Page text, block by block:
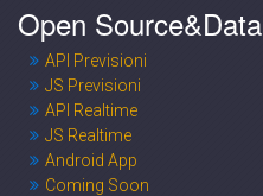
Open Source&Data
API Previsioni
JS Previsioni
API Realtime
JS Realtime
Android App
Coming Soon